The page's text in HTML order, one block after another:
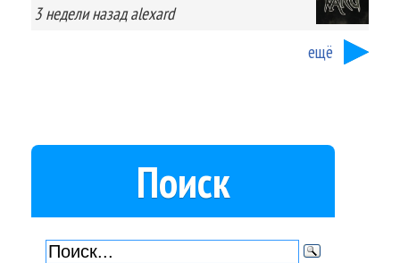
3 неделиназад alexard
ещё
Поиск